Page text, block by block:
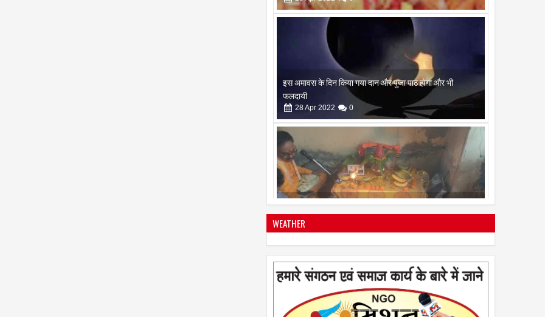
इस अमावस के दिन किया गया दान और पुजा पाठ होगा और भी
0
रामनवमी के दिन गायत्री महायज्ञ व सामुहिक पूर्णाहुति सम्पन्न
10Apr 2022 0
सिद्ध कुंजिका स्तोत्र का पाठ ऐसे करें
2024 0
WEATHER